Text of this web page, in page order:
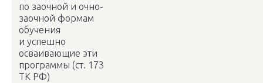
по заочной и очно-
заочной формам
обучения
и успешно
осваивающие эти
программы (ст. 173
ТК РФ)